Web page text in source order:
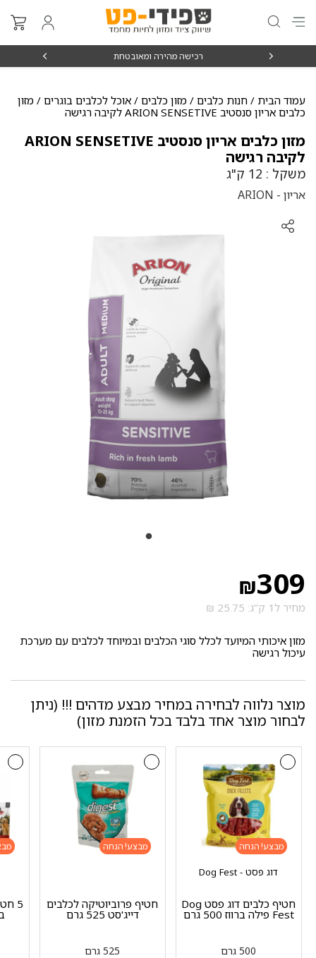
רכישה מהירה ומאובטחת
עמוד הבית / חנות כלבים / מזון כלבים / אוכל לכלבים בוגרים / מזון
כלבים אריון סנסטיב ARION SENSETIVE לקיבה רגישה
מזון כלבים אריון סנסטיב ARION SENSETIVE
לקיבה רגישה
משקל : 12 ק"ג
אריון - ARION
₪309
מחיר ל1 ק"ג: 25.75 ₪
מזון איכותי המיועד לכלל סוגי הכלבים ובמיוחד לכלבים עם מערכת
עיכול רגישה
מוצר נלווה לבחירה במחיר מבצע מדהים !!! (ניתן
לבחור מוצר אחד בלבד בכל הזמנת מזון)
מבצע!
חטיף כלבים דוג פסט Dog
Fest פילה ברווז 500 גרם
דוג פסט - Dog Fest
500 גרם
מבצע!
חטיף פרוביוטיקה לכלבים
דייג'סט 525 גרם
525 גרם
ב-